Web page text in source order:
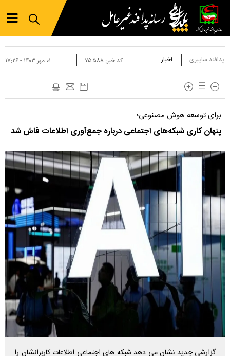
پدافند سایبری اخبار ۰۱ مهر ۱۴۰۳ - ۱۷:۲۶ کد خبر: ۷۵۵۸۸
برای توسعه هوش مصنوعی؛
پنهان کاری شبکه‌های اجتماعی درباره جمع‌آوری اطلاعات فاش شد
گزارشی جدید نشان می دهد شبکه های اجتماعی اطلاعات کاربرانشان را